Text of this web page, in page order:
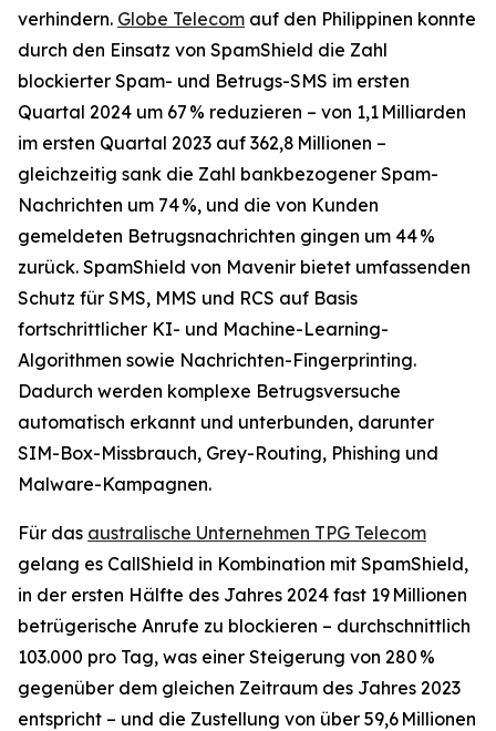
verhindern. Globe Telecom auf den Philippinen konnte
durch den Einsatz von SpamShield die Zahl
blockierter Spam- und Betrugs-SMS im ersten
Quartal 2024 um 67 % reduzieren – von 1,1 Milliarden
im ersten Quartal 2023 auf 362,8 Millionen –
gleichzeitig sank die Zahl bankbezogener Spam-
Nachrichten um 74 %, und die von Kunden
gemeldeten Betrugsnachrichten gingen um 44 %
zurück. SpamShield von Mavenir bietet umfassenden
Schutz für SMS, MMS und RCS auf Basis
fortschrittlicher KI- und Machine-Learning-
Algorithmen sowie Nachrichten-Fingerprinting.
Dadurch werden komplexe Betrugsversuche
automatisch erkannt und unterbunden, darunter
SIM-Box-Missbrauch, Grey-Routing, Phishing und
Malware-Kampagnen.
Für das australische Unternehmen TPG Telecom
gelang es CallShield in Kombination mit SpamShield,
in der ersten Hälfte des Jahres 2024 fast 19 Millionen
betrügerische Anrufe zu blockieren – durchschnittlich
103.000 pro Tag, was einer Steigerung von 280 %
gegenüber dem gleichen Zeitraum des Jahres 2023
entspricht – und die Zustellung von über 59,6 Millionen